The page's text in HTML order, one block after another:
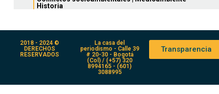
Historia
2018 - 2024 ©
DERECHOS
RESERVADOS
La casa del
periodismo - Calle 39
# 20-30 - Bogotá
(Col) / (+57) 320
8994165 - (601)
3088995
Transparencia